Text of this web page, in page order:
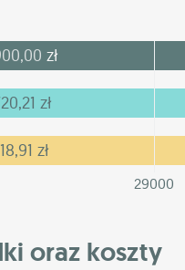
zł
zł
zł
29000
oraz koszty